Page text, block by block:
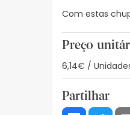
Com estas
Preço
6,14€ /
Partilhar